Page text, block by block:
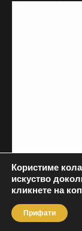
Користиме
искуство
кликнете на
Прифати